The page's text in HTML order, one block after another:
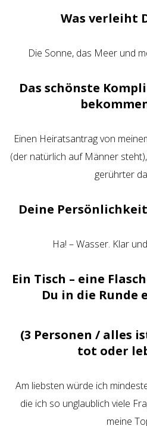
Was verleiht
Die Sonne, das Meer und
Das schönste
Einen Heiratsantrag von
(der natürlich auf Männer
gerührter
Deine
Ha! – Wasser. Klar
Ein Tisch – eine
Du in die Runde
(3 Personen / alles
tot oder
Am liebsten würde ich
die ich so unglaublich viele
meine